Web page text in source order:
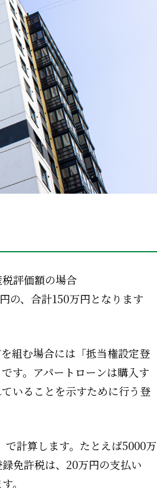
評価額の場合
の、合計150万円となります
組む場合には「抵当権設定登
す。アパートローンは購入す
いることを示すために行う登
計算します。たとえば5000万
免許税は、20万円の支払い
。